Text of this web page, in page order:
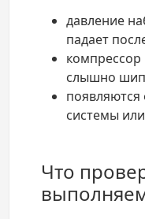
давление
падает
компрессор
слышно
системы
Что